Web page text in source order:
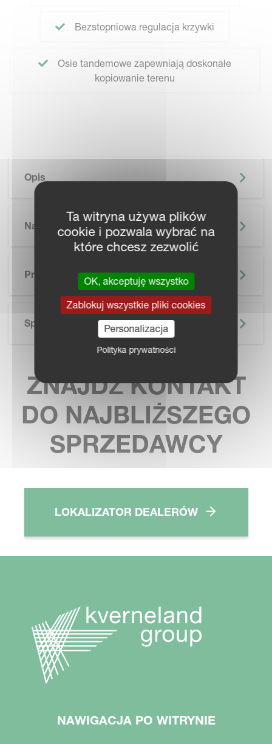
Bezstopniowa regulacja krzywki
Osie tandemowe zapewniają doskonałe
kopiowanie terenu
Opis
Najważniejsze Informacje
Prospekt
Specyfikacja Techniczna
ZNAJDŹ KONTAKT
DO NAJBLIŻSZEGO
SPRZEDAWCY
LOKALIZATOR DEALERÓW
NAWIGACJA PO WITRYNIE
Ta witryna używa plików
cookie i pozwala wybrać na
które chcesz zezwolić
OK, akceptuję wszystko
Zablokuj wszystkie pliki cookies
Personalizacja
Polityka prywatności